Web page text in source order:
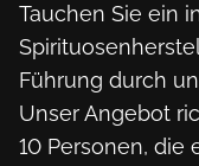
Tauchen Sie ein
Führung durch
Unser Angebot
10 Personen, die